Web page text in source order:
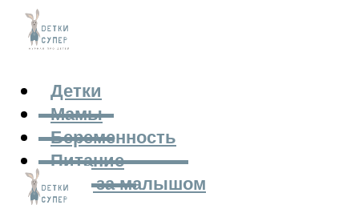
Детки
Мамы
Беременность
Питание
Уход за малышом